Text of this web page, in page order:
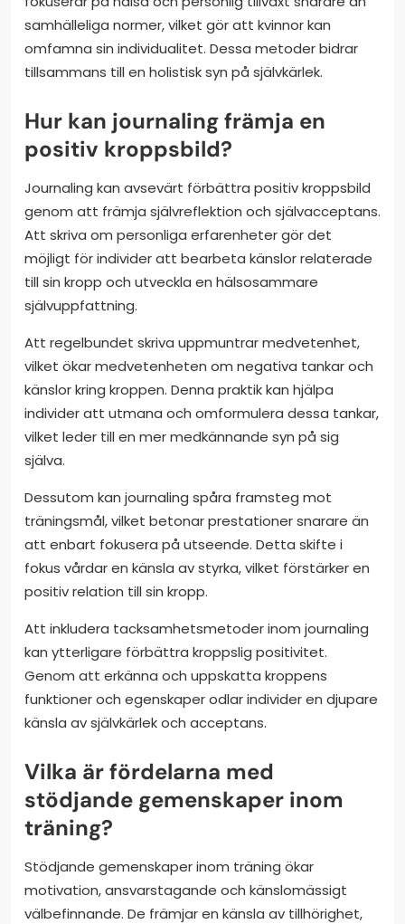
samhälleliga normer, vilket gör att kvinnor kan
omfamna sin individualitet. Dessa metoder bidrar
tillsammans till en holistisk syn på självkärlek.
Hur kan journaling främja en
positiv kroppsbild?
Journaling kan avsevärt förbättra positiv kroppsbild
genom att främja självreflektion och självacceptans.
Att skriva om personliga erfarenheter gör det
möjligt för individer att bearbeta känslor relaterade
till sin kropp och utveckla en hälsosammare
självuppfattning.
Att regelbundet skriva uppmuntrar medvetenhet,
vilket ökar medvetenheten om negativa tankar och
känslor kring kroppen. Denna praktik kan hjälpa
individer att utmana och omformulera dessa tankar,
vilket leder till en mer medkännande syn på sig
själva.
Dessutom kan journaling spåra framsteg mot
träningsmål, vilket betonar prestationer snarare än
att enbart fokusera på utseende. Detta skifte i
fokus vårdar en känsla av styrka, vilket förstärker en
positiv relation till sin kropp.
Att inkludera tacksamhetsmetoder inom journaling
kan ytterligare förbättra kroppslig positivitet.
Genom att erkänna och uppskatta kroppens
funktioner och egenskaper odlar individer en djupare
känsla av självkärlek och acceptans.
Vilka är fördelarna med
stödjande gemenskaper inom
träning?
Stödjande gemenskaper inom träning ökar
motivation, ansvarstagande och känslomässigt
välbefinnande. De främjar en känsla av tillhörighet,